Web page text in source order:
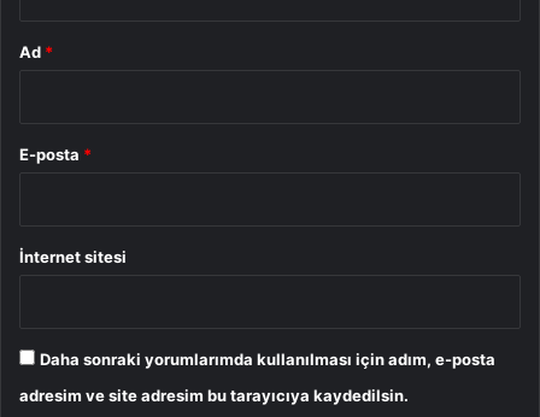
Ad *
E-posta *
İnternet sitesi
Daha sonraki yorumlarımda kullanılması için adım, e-posta
adresim ve site adresim bu tarayıcıya kaydedilsin.